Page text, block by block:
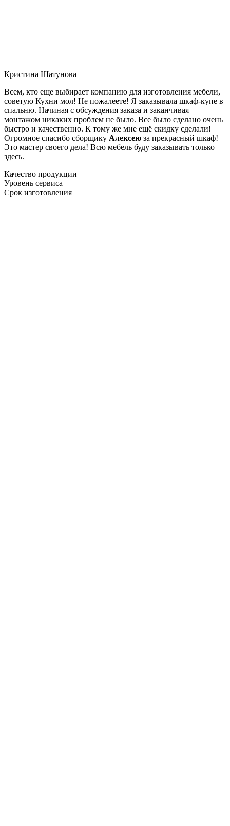
Кристина Шатунова
Всем, кто еще выбирает компанию для изготовления мебели,
советую Кухни мол! Не пожалеете! Я заказывала шкаф-купе в
спальню. Начиная с обсуждения заказа и заканчивая
монтажом никаких проблем не было. Все было сделано очень
быстро и качественно. К тому же мне ещё скидку сделали!
Огромное спасибо сборщику Алексею за прекрасный шкаф!
Это мастер своего дела! Всю мебель буду заказывать только
здесь.
Качество продукции
Уровень сервиса
Срок изготовления